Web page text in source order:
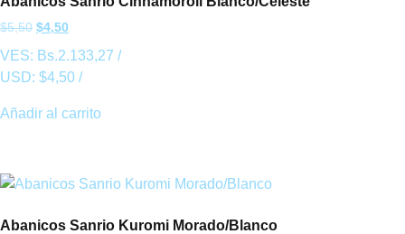
$5,50 $4,50
VES: Bs.2.133,27 /
USD: $4,50 /
Añadir al carrito
Abanicos Sanrio Kuromi Morado/Blanco